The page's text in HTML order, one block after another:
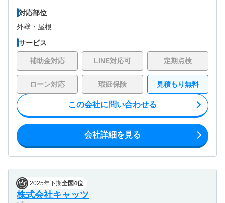
対応部位
外壁・ 屋根
サービス
補助金対応 LINE対応可 定期点検
ローン対応 瑕疵保険 見積もり無料
この会社に問い合わせる
会社詳細を見る
2025年下期全国4位
株式会社キャッツ